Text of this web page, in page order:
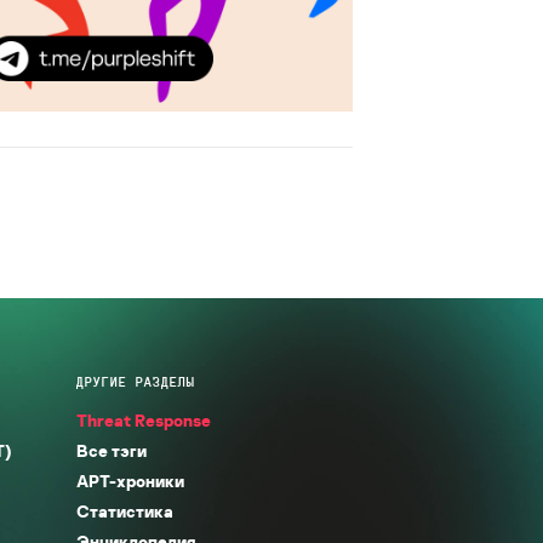
ДРУГИЕ РАЗДЕЛЫ
Threat Response
Все тэги
APT-хроники
Статистика